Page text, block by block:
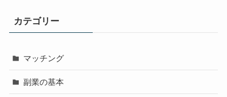
カテゴリー
マッチング
副業の基本